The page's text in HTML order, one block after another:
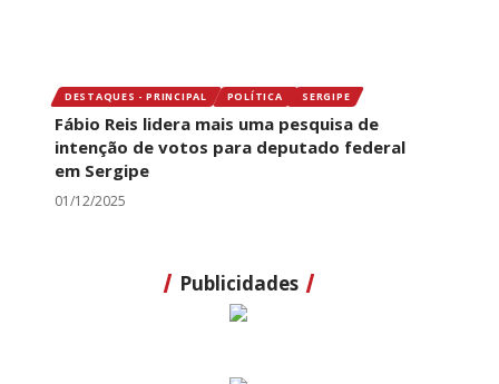
DESTAQUES - PRINCIPAL POLÍTICA SERGIPE
Fábio Reis lidera mais uma pesquisa de
intenção de votos para deputado federal
em Sergipe
01/12/2025
Publicidades